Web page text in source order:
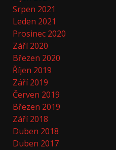
Srpen 2021
Leden 2021
Prosinec 2020
Září 2020
Březen 2020
Říjen 2019
Září 2019
Červen 2019
Březen 2019
Září 2018
Duben 2018
Duben 2017